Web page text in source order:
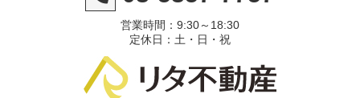
営業時間：9:30～18:30
定休日：土・日・祝